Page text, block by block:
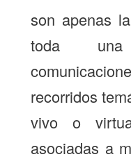
son apenas
toda
recorridos
vivo o
asociadas a